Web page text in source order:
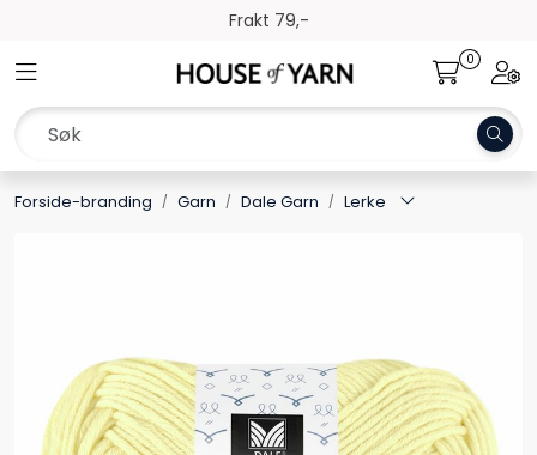
Frakt 79,-
Toggle navigation 0
Forside-branding Garn Dale Garn Lerke
Oppskrifter
Gavekort
Outlet